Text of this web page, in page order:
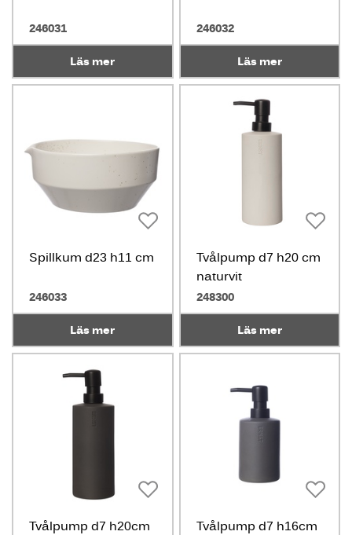
246031
Läs mer
246032
Läs mer
Spillkum d23 h11 cm
246033
Läs mer
Tvålpump d7 h20 cm
naturvit
248300
Läs mer
Tvålpump d7 h20cm
Tvålpump d7 h16cm